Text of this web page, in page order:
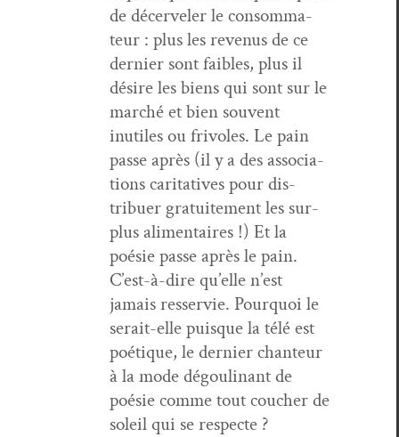
de décervel­er le con­som­ma­
teur : plus les revenus de ce
dernier sont faibles, plus il
désire les biens qui sont sur le
marché et bien sou­vent
inutiles ou friv­o­les. Le pain
passe après (il y a des asso­ci­a­
tions car­i­ta­tives pour dis­
tribuer gra­tu­ite­ment les sur­
plus ali­men­taires !) Et la
poésie passe après le pain.
C’est-à-dire qu’elle n’est
jamais resservie. Pourquoi le
serait-elle puisque la télé est
poé­tique, le dernier chanteur
à la mode dégouli­nant de
poésie comme tout couch­er de
soleil qui se respecte ?